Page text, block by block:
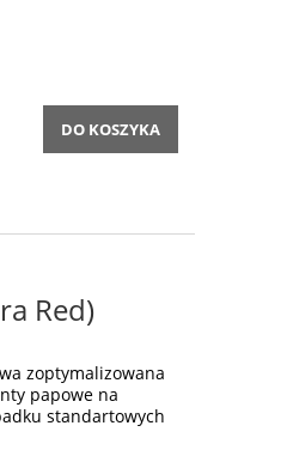
DO KOSZYKA
Red)
zoptymalizowana
papowe na
standartowych